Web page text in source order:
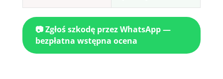
📷 Zgłoś szkodę przez WhatsApp —
bezpłatna wstępna ocena